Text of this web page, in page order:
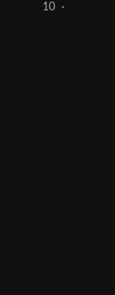
10 ·